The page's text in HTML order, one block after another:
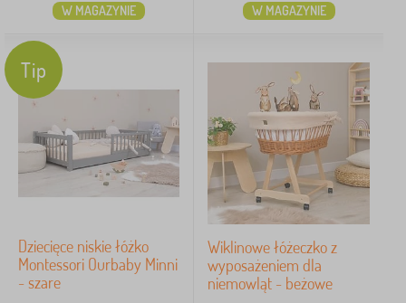
W MAGAZYNIE W MAGAZYNIE
Tip
Dziecięce niskie łóżko
Montessori Ourbaby Minni
- szare
Wiklinowe łóżeczko z
wyposażeniem dla
niemowląt - beżowe